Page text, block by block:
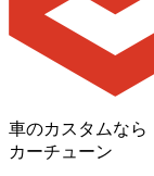
車のカスタムなら
カーチューン